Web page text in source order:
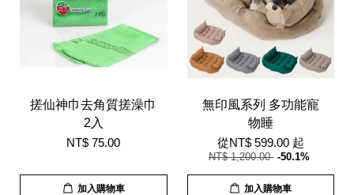
搓仙神巾去角質搓澡巾
2入
NT$ 75.00
加入購物車
無印風系列 多功能寵
物睡
從NT$ 599.00 起
NT$ 1,200.00 -50.1%
加入購物車